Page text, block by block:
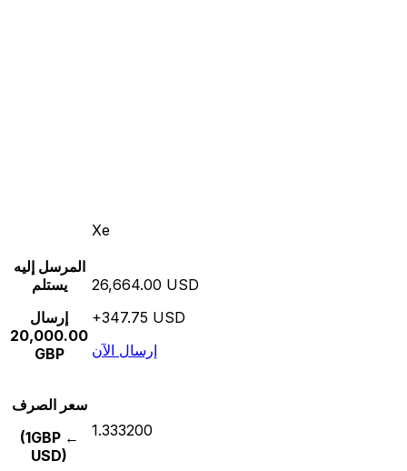
Xe
المرسل إليه
يستلم
إرسال
20,000.00
GBP
26,664.00 USD
+347.75 USD
إرسال الآن
سعر الصرف
(1GBP ←
USD)
1.333200